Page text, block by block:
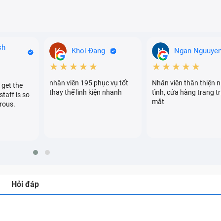
the
is so
Khoi Đang
★★★★★
nhân viên 195 phục vụ tốt
thay thế linh kiện nhanh
Ngan
★★★★★
Nhân viên thân thiện
tình, cửa hàng trang
mắt
Hỏi đáp